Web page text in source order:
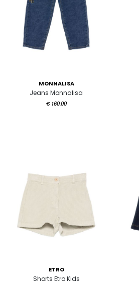
MONNALISA
Jeans Monnalisa
€ 160.00
ETRO
Shorts Etro Kids